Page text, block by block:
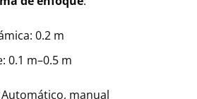
0.2 m
0.1 m–0.5 m
manual